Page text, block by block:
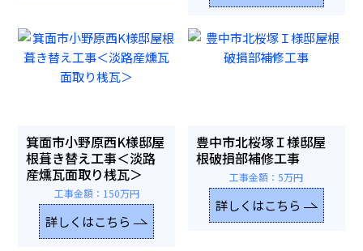
箕面市小野原西K様邸屋
根葺き替え工事＜淡路
産燻瓦面取り桟瓦＞
工事金額：150万円
詳しくはこちら
豊中市北桜塚Ｉ様邸屋
根破損部補修工事
工事金額：5万円
詳しくはこちら